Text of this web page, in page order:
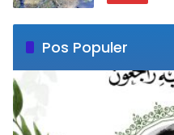
Pos Populer